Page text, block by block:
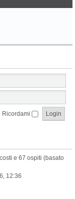
Ricordami
e 67 ospiti (basato
12:36